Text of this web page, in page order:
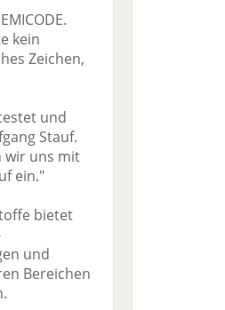
kein
Zeichen,
und
Stauf.
wir uns mit
ein."
bietet
und
Bereichen